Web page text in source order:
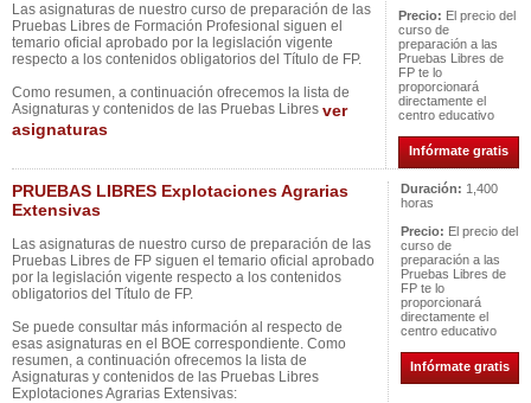
Las asignaturas de nuestro curso de preparación de las
Pruebas Libres de Formación Profesional siguen el
temario oficial aprobado por la legislación vigente
respecto a los contenidos obligatorios del Título de FP.
Como resumen, a continuación ofrecemos la lista de
Asignaturas y contenidos de las Pruebas Libres ver
asignaturas
Precio: El precio del
curso de
preparación a las
Pruebas Libres de
FP te lo
proporcionará
directamente el
centro educativo
Infórmate gratis
PRUEBAS LIBRES Explotaciones Agrarias
Extensivas
Las asignaturas de nuestro curso de preparación de las
Pruebas Libres de FP siguen el temario oficial aprobado
por la legislación vigente respecto a los contenidos
obligatorios del Título de FP.
Se puede consultar más información al respecto de
esas asignaturas en el BOE correspondiente. Como
resumen, a continuación ofrecemos la lista de
Asignaturas y contenidos de las Pruebas Libres
Explotaciones Agrarias Extensivas:
Duración: 1,400
horas
Precio: El precio del
curso de
preparación a las
Pruebas Libres de
FP te lo
proporcionará
directamente el
centro educativo
Infórmate gratis